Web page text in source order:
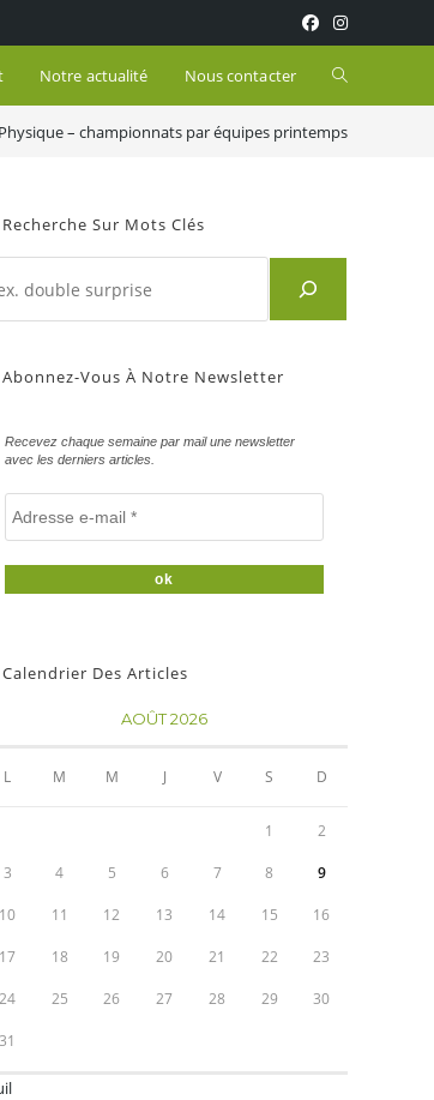
Notre actualité Nous contacter Toggle
website
– championnats par équipes printemps
Recherche Sur Mots Clés
Abonnez-Vous À Notre Newsletter
Recevez chaque semaine par mail une newsletter
avec les derniers articles.
Calendrier Des Articles
AOÛT 2026
L M M J V S D
1 2
3 4 5 6 7 8 9
10 11 12 13 14 15 16
17 18 19 20 21 22 23
24 25 26 27 28 29 30
31